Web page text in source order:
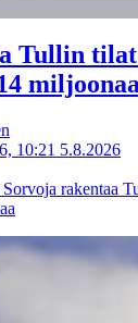
Tullin
10:21 5.8.2026
rakentaa